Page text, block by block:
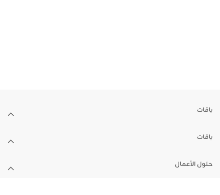
باقات
باقات
حلول الأعمال